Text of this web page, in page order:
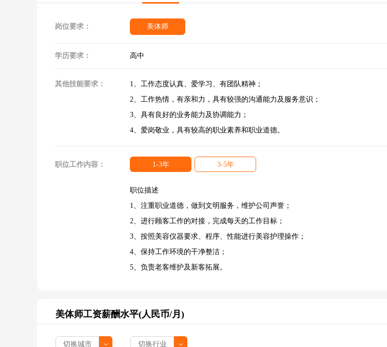
岗位要求： 美体师
学历要求： 高中
其他技能要求：
1、工作态度认真、爱学习、有团队精神；
2、工作热情，有亲和力，具有较强的沟通能力及服务意识；
3、具有良好的业务能力及协调能力；
4、爱岗敬业，具有较高的职业素养和职业道德。
职位工作内容： 1-3年 3-5年
职位描述
1、注重职业道德，做到文明服务，维护公司声誉；
2、进行顾客工作的对接，完成每天的工作目标；
3、按照美容仪器要求、程序、性能进行美容护理操作；
4、保持工作环境的干净整洁；
5、负责老客维护及新客拓展。
美体师工资薪酬水平(人民币/月)